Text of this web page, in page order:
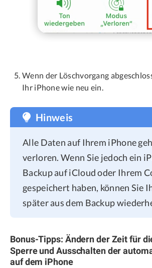
Wenn der Löschvorgang
Ihr iPhone wie neu ein.
Hinweis
Alle Daten auf Ihrem iPhone
verloren. Wenn Sie jedoch ein
Backup auf iCloud oder Ihrem
gespeichert haben, können Sie
später aus dem Backup
Bonus-Tipps: Ändern der Zeit für
Sperre und Ausschalten der
auf dem iPhone